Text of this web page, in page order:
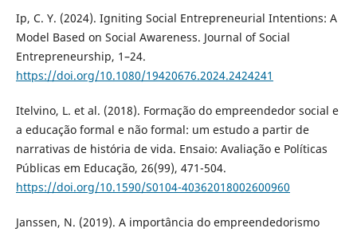
Ip, C. Y. (2024). Igniting Social Entrepreneurial Intentions: A
Model Based on Social Awareness. Journal of Social
Entrepreneurship, 1–24.
https://doi.org/10.1080/19420676.2024.2424241
Itelvino, L. et al. (2018). Formação do empreendedor social e
a educação formal e não formal: um estudo a partir de
narrativas de história de vida. Ensaio: Avaliação e Políticas
Públicas em Educação, 26(99), 471-504.
https://doi.org/10.1590/S0104-40362018002600960
Janssen, N. (2019). A importância do empreendedorismo